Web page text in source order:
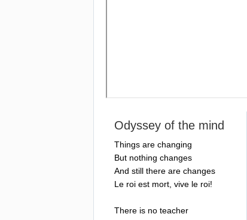
Odyssey of the mind
Things are changing
But nothing changes
And still there are changes
Le roi est mort vive le roi!
There is no teacher